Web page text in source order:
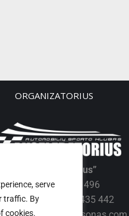
serve
traffic. By
cookies.
ORGANIZATORIUS
SK „Akseleratorius”
Įm. kodas 300541496
Phone: + 370 61435 442